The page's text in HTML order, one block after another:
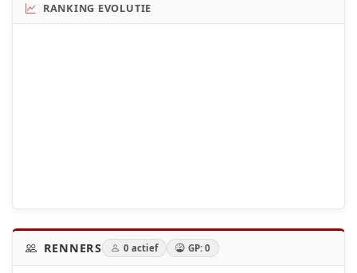
RANKING EVOLUTIE
RENNERS 0 actief GP: 0